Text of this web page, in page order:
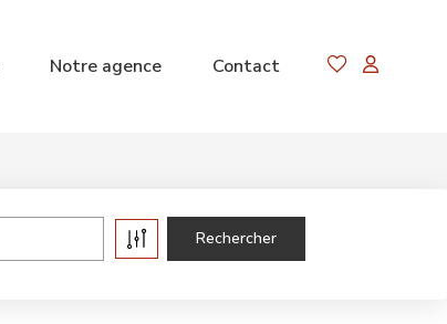
Notre agence Contact